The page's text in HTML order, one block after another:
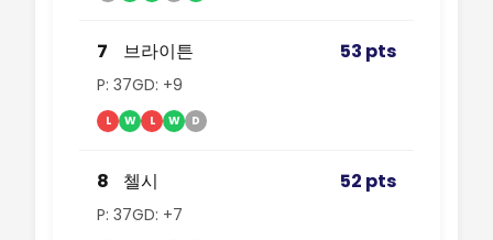
7 브라이튼 53 pts
P: 37GD: +9
L W L W D
8 첼시 52 pts
P: 37GD: +7